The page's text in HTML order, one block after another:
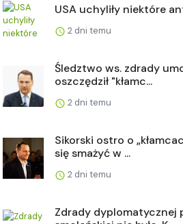
USA uchyliły niektóre
2 dni temu
Śledztwo ws. zdrady
oszczędził "kłamc...
2 dni temu
Sikorski ostro o
się smażyć w ...
2 dni temu
Zdrady dyplomatycznej